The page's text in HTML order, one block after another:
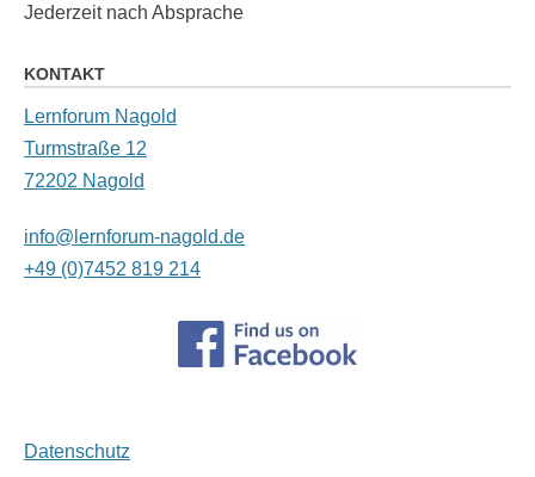
Jederzeit nach Absprache
KONTAKT
Lernforum Nagold
Turmstraße 12
72202 Nagold
info@lernforum-nagold.de
+49 (0)7452 819 214
Datenschutz